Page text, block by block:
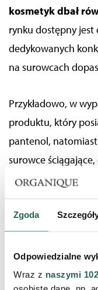
Zgoda
Odpowiedzialne
Wraz z naszymi
kosmetyk dbał
rynku dostępny jest
dedykowanych
na surowcach
Przykładowo, w
produktu, który
pantenol,
surowce
przykład ekstrakt
natomiast powinny
alkoholu etylowego
Który tonik do
Sprawdź selekcję